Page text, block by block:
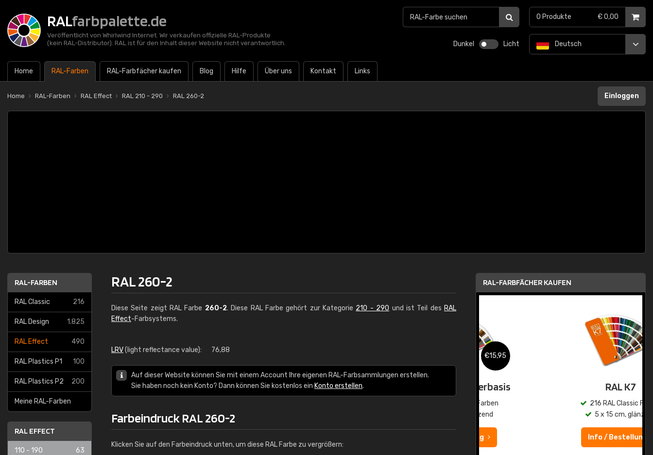
RALfarbpalette.de
Veröffentlicht von Whirlwind Internet. Wir verkaufen offizielle RAL-Produkte
(kein RAL-Distributor). RAL ist für den Inhalt dieser Website nicht verantwortlich.
Dunkel Licht
Home RAL-Farben RAL-Farbfächer kaufen Blog Hilfe Über uns Kontakt Links
Deutsch
0 Produkte € 0,00
Home RAL-Farben RAL Effect RAL 210 - 290 RAL 260-2 Einloggen
RAL-FARBEN
RAL Classic 216
RAL Design 1.825
RAL Effect 490
RAL Plastics P1 100
RAL Plastics P2 200
Meine RAL-Farben
RAL EFFECT
110 - 190 63
RAL 260-2
Diese Seite zeigt RAL Farbe 260-2. Diese RAL Farbe gehört zur Kategorie 210 - 290 und ist Teil des RAL
Effect-Farbsystems.
LRV(light reflectance value): 76,88
Auf dieser Website können Sie mit einem Account Ihre eigenen RAL-Farbsammlungen erstellen.
Sie haben noch kein Konto? Dann können Sie kostenlos ein Konto erstellen.
Farbeindruck RAL 260-2
Klicken Sie auf den Farbeindruck unten, um diese RAL Farbe zu vergrößern:
RAL-FARBFÄCHER KAUFEN
RAL K7 auf Wasserbasis
€15,95
216 RAL Classic Farben
5 x 15 cm, glänzend